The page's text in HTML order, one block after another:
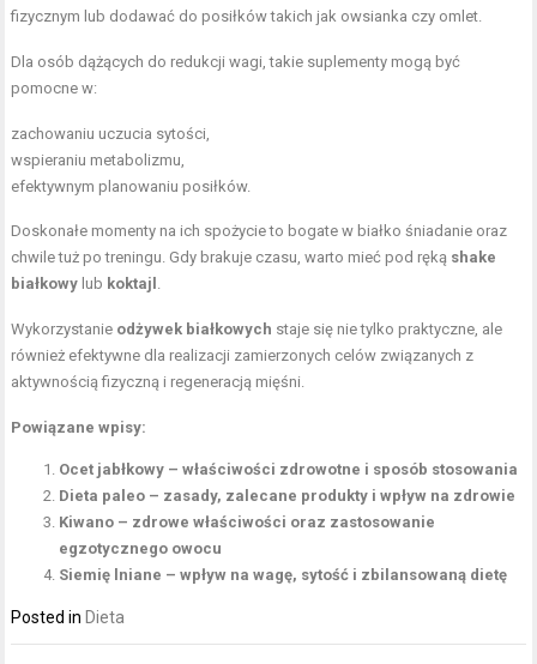
fizycznym lub dodawać do posiłków takich jak owsianka czy omlet.
Dla osób dążących do redukcji wagi, takie suplementy mogą być
pomocne w:
zachowaniu uczucia sytości,
wspieraniu metabolizmu,
efektywnym planowaniu posiłków.
Doskonałe momenty na ich spożycie to bogate w białko śniadanie oraz
chwile tuż po treningu. Gdy brakuje czasu, warto mieć pod ręką shake
białkowy lub koktajl .
Wykorzystanie odżywek białkowych staje się nie tylko praktyczne, ale
również efektywne dla realizacji zamierzonych celów związanych z
aktywnością fizyczną i regeneracją mięśni.
Powiązane wpisy:
Ocet jabłkowy – właściwości zdrowotne i sposób stosowania
Dieta paleo – zasady, zalecane produkty i wpływ na zdrowie
Kiwano – zdrowe właściwości oraz zastosowanie
egzotycznego owocu
Siemię lniane – wpływ na wagę, sytość i zbilansowaną dietę
Posted in Dieta